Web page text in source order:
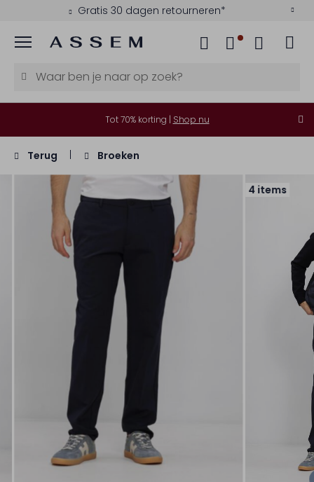
Gratis 30 dagen retourneren*
Menu
Tot 70% korting | Shop nu
Terug Broeken
4 items